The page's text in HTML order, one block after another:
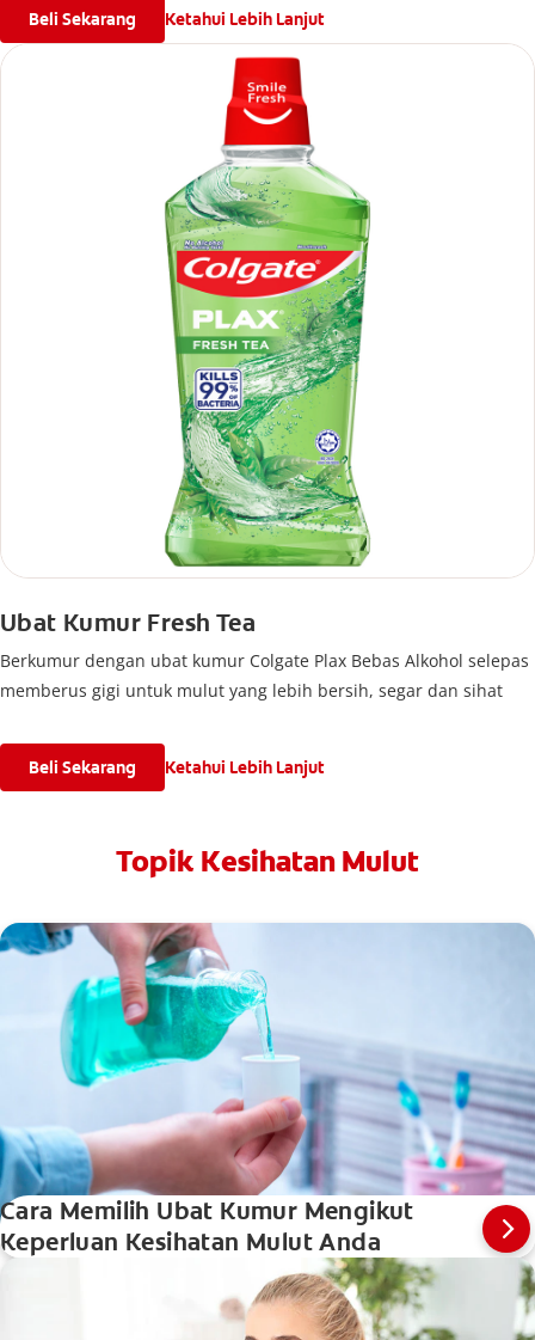
Beli Sekarang Ketahui Lebih Lanjut
Ubat Kumur Fresh Tea
Berkumur dengan ubat kumur Colgate Plax Bebas Alkohol selepas
memberus gigi untuk mulut yang lebih bersih, segar dan sihat
Beli Sekarang Ketahui Lebih Lanjut
Topik Kesihatan Mulut
Cara Memilih Ubat Kumur Mengikut
Keperluan Kesihatan Mulut Anda